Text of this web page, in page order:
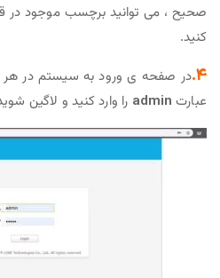
صحیح ، می توانید برچسب موجود در
کنید.
4. در صفحه ی ورود به سیستم در هر
عبارت admin را وارد کنید و لاگین